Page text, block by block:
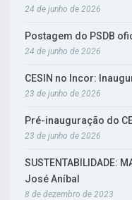
24 de junho de 2026
Postagem do PSDB
24 de junho de 2026
CESIN no Incor:
23 de junho de 2026
Pré-inauguração do
23 de junho de 2026
SUSTENTABILIDADE:
José Aníbal
8 de dezembro de 2023